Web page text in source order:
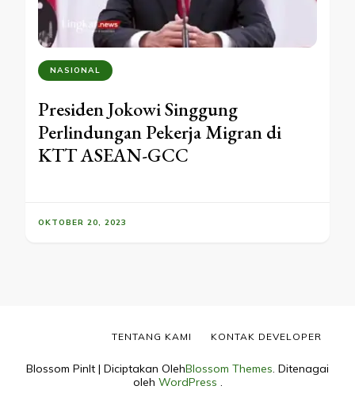
NASIONAL
Presiden Jokowi Singgung
Perlindungan Pekerja Migran di
KTT ASEAN-GCC
OKTOBER 20, 2023
Blossom PinIt | Diciptakan OlehBlossom Themes. Ditenagai
oleh WordPress .
TENTANG KAMI KONTAK DEVELOPER